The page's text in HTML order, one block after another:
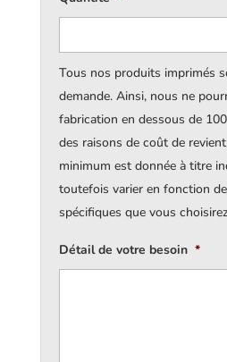
Tous nos produits imprimés
demande. Ainsi, nous ne
fabrication en dessous de
des raisons de coût de
minimum est donnée à titre
toutefois varier en fonction
spécifiques que vous
Détail de votre besoin *